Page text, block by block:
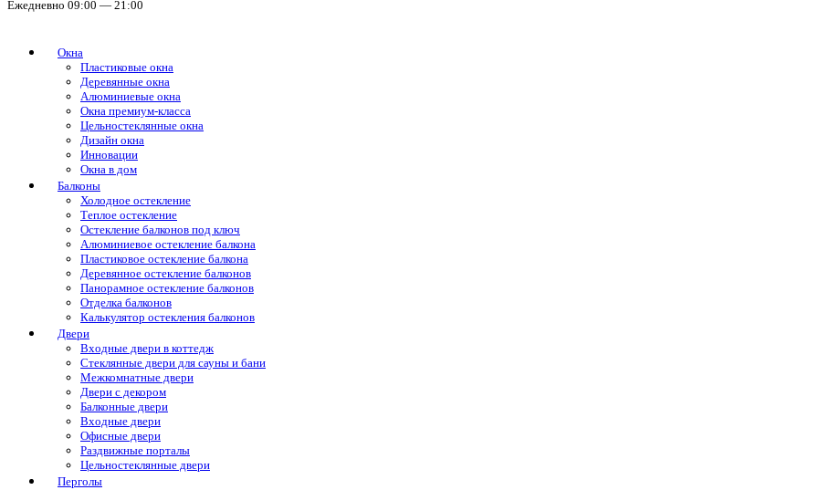
Ежедневно 09:00 — 21:00
Окна
Пластиковые окна
Деревянные окна
Алюминиевые окна
Окна премиум-класса
Цельностеклянные окна
Дизайн окна
Инновации
Окна в дом
Балконы
Холодное остекление
Теплое остекление
Остекление балконов под ключ
Алюминиевое остекление балкона
Пластиковое остекление балкона
Деревянное остекление балконов
Панорамное остекление балконов
Отделка балконов
Калькулятор остекления балконов
Двери
Входные двери в коттедж
Стеклянные двери для сауны и бани
Межкомнатные двери
Двери с декором
Балконные двери
Входные двери
Офисные двери
Раздвижные порталы
Цельностеклянные двери
Перголы